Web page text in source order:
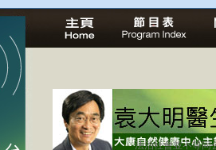
法治社會並不等同